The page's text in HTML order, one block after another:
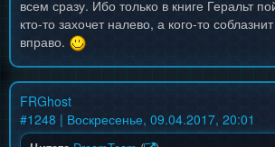
всем сразу. Ибо только в книге Геральт
кто-то захочет налево, а кого-то
вправо.
FRGhost
#1248 | Воскресенье, 09.04.2017, 20:01